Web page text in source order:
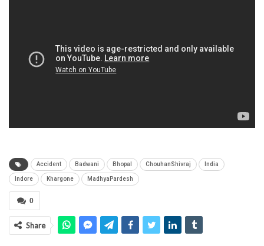
Accident Badwani Bhopal ChouhanShivraj India
Indore Khargone MadhyaPardesh
0
Share